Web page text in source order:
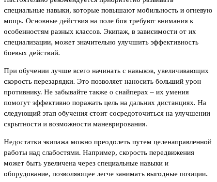
специальные навыки, которые повышают мобильность и огневую
мощь. Основные действия на поле боя требуют внимания к
особенностям разных классов. Экипаж, в зависимости от их
специализации, может значительно улучшить эффективность
боевых действий.
При обучении лучше всего начинать с навыков, увеличивающих
скорость перезарядки. Это позволяет наносить больший урон
противнику. Не забывайте также о снайперах – их умения
помогут эффективно поражать цель на дальних дистанциях. На
следующий этап обучения стоит сосредоточиться на улучшении
скрытности и возможности маневрирования.
Недостатки экипажа можно преодолеть путем целенаправленной
работы над слабостями. Например, скорость передвижения
может быть увеличена через специальные навыки и
оборудование, позволяющее легче занимать выгодные позиции.